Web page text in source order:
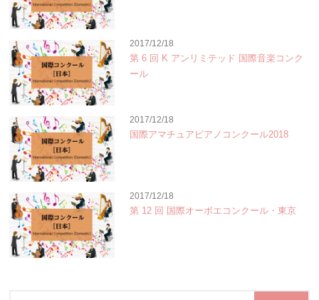
2017/12/18
第 6 回 K アンリミテッド 国際音楽コンク
ール
2017/12/18
国際アマチュアピアノコンクール2018
2017/12/18
第 12 回 国際オーボエコンクール・東京